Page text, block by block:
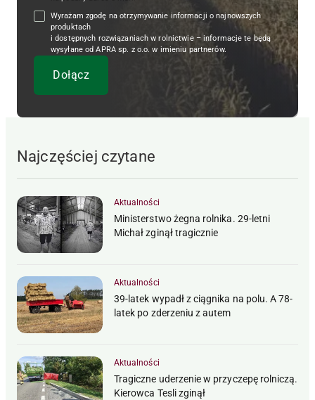
Wyrażam zgodę na otrzymywanie informacji o najnowszych
produktach
i dostępnych rozwiązaniach w rolnictwie – informacje te będą
wysyłane od APRA sp. z o.o. w imieniu partnerów.
Najczęściej czytane
Aktualności
Ministerstwo żegna rolnika. 29-letni
Michał zginął tragicznie
Aktualności
39-latek wypadł z ciągnika na polu. A 78-
latek po zderzeniu z autem
Aktualności
Tragiczne uderzenie w przyczepę rolniczą.
Kierowca Tesli zginął